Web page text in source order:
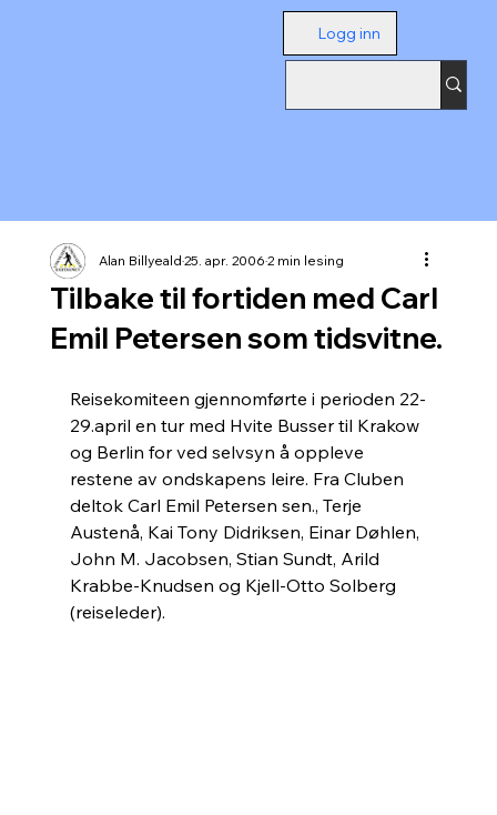
Logg inn
Tilbake til fortiden med Carl
Emil Petersen som tidsvitne.
Alan Billyeald25. apr. 20062 min lesing
Reisekomiteen gjennomførte i perioden 22-
29.april en tur med Hvite Busser til Krakow
og Berlin for ved selvsyn å oppleve
restene av ondskapens leire. Fra Cluben
deltok Carl Emil Petersen sen., Terje
Austenå, Kai Tony Didriksen, Einar Døhlen,
John M. Jacobsen, Stian Sundt, Arild
Krabbe-Knudsen og Kjell-Otto Solberg
(reiseleder).